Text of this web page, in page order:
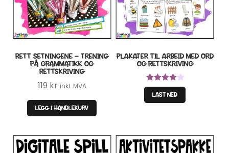
BUTIKK
UTVID
UNDERMENY
LISENSER
UTVID
TIPSHJØRNET
RETT SETNINGENE – TRENING
PÅ GRAMMATIKK OG
RETTSKRIVING
119 kr inkl. MVA
LEGG I HANDLEKURV
PLAKATER TIL ARBEID MED ORD
OG RETTSKRIVING
Vurdert
4.00av 5
LAST NED